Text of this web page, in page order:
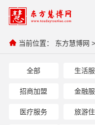
当前位置： 东方慧博网 >
全部 生活
招商加盟 金融
医疗服务 旅游